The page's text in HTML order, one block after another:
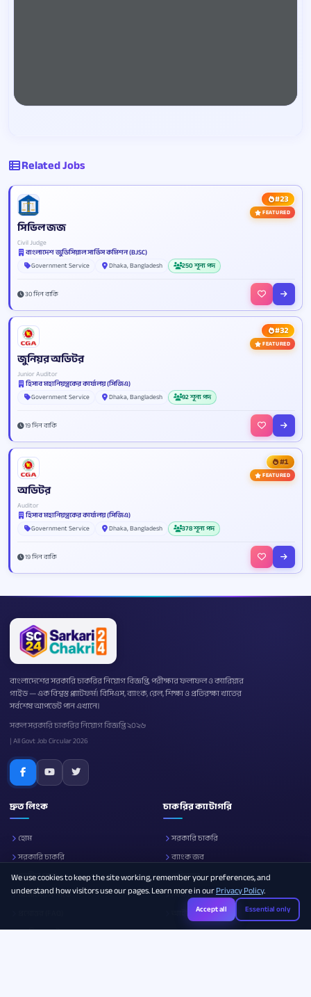
Related Jobs
#23
FEATURED
সিভিল জজ
Civil Judge
বাংলাদেশ জুডিসিয়াল সার্ভিস কমিশন (BJSC)
Government Service
Dhaka, Bangladesh 250 শূন্য পদ
30 দিন বাকি
#32
FEATURED
জুনিয়র অডিটর
Junior Auditor
হিসাব মহানিয়ন্ত্রকের কার্যালয় (সিজিএ)
Government Service
Dhaka, Bangladesh 92 শূন্য পদ
19 দিন বাকি
#1
FEATURED
অডিটর
Auditor
হিসাব মহানিয়ন্ত্রকের কার্যালয় (সিজিএ)
Government Service
Dhaka, Bangladesh 378 শূন্য পদ
19 দিন বাকি
বাংলাদেশের সরকারি চাকরির নিয়োগ বিজ্ঞপ্তি, পরীক্ষার ফলাফল ও ক্যারিয়ার
গাইড — এক বিশ্বস্ত প্ল্যাটফর্ম। বিসিএস, ব্যাংক, রেল, শিক্ষা ও প্রতিরক্ষা খাতের
সর্বশেষ আপডেট পান এখানে।
সকল সরকারি চাকরির নিয়োগ বিজ্ঞপ্তি ২০২৬
| All Govt Job Circular 2026
দ্রুত লিংক
হোম
সরকারি চাকরি
নোটিশ বোর্ড
আমাদের সম্পর্কে
ক্যারিয়ার গাইড
চাকরির ক্যাটাগরি
সরকারি চাকরি
ব্যাংক জব
প্রতিরক্ষা
শিক্ষা
আইসিটি
We use cookies to keep the site working, remember your preferences, and
understand how visitors use our pages. Learn more in ourPrivacy Policy.
Accept all Essential only